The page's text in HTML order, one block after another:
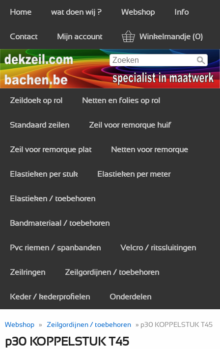
Home wat doen wij ? Webshop Info
Contact Mijn account Winkelmandje (0)
Zeildoek op rol Netten en folies op rol
Standaard zeilen Zeil voor remorque huif
Zeil voor remorque plat Netten voor remorque
Elastieken per stuk Elastieken per meter
Elastieken / toebehoren
Bandmateriaal / toebehoren
Pvc riemen / spanbanden Velcro / ritssluitingen
Zeilringen Zeilgordijnen / toebehoren
Keder / kederprofielen Onderdelen
Webshop » Zeilgordijnen / toebehoren » p30 KOPPELSTUK T45
p30 KOPPELSTUK T45